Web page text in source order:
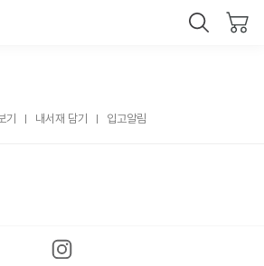
기 내서재 담기 입고알림